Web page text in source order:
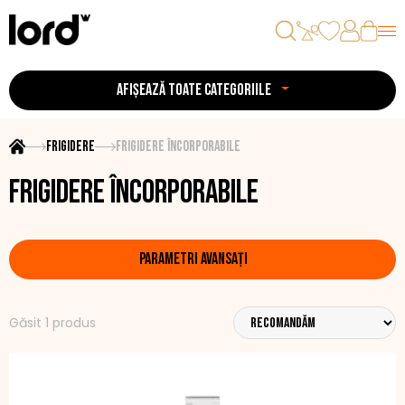
AFIȘEAZĂ TOATE CATEGORIILE
Frigidere Frigidere încorporabile
Frigidere încorporabile
PARAMETRI AVANSAȚI
Găsit 1 produs